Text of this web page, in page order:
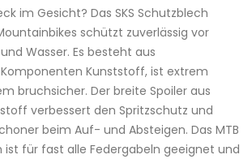
im Gesicht? Das SKS Schutzblech
schützt zuverlässig vor
Wasser. Es besteht aus
Kunststoff, ist extrem
bruchsicher. Der breite Spoiler aus
verbessert den Spritzschutz und
beim Auf- und Absteigen. Das MTB
ist für fast alle Federgabeln geeignet und